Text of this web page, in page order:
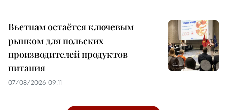
Вьетнам остаётся ключевым
рынком для польских
производителей продуктов
питания
07/08/2026 09:11